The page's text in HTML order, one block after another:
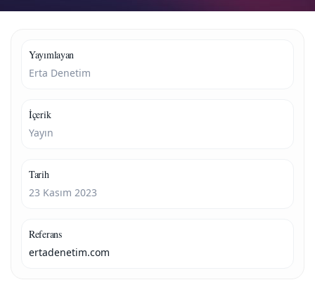
Yayımlayan
Erta Denetim
İçerik
Yayın
Tarih
23 Kasım 2023
Referans
ertadenetim.com